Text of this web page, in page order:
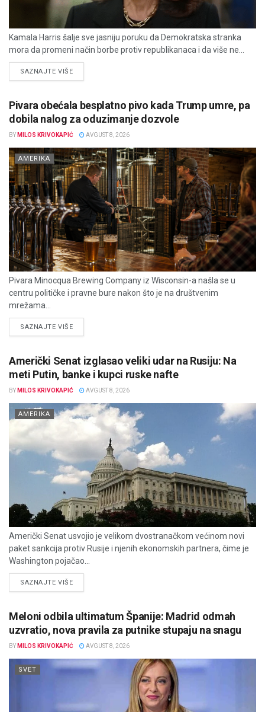
Kamala Harris šalje sve jasniju poruku da Demokratska stranka
mora da promeni način borbe protiv republikanaca i da više ne...
SAZNAJTE VIŠEDETAILS
Pivara obećala besplatno pivo kada Trump umre, pa
dobila nalog za oduzimanje dozvole
BY MILOS KRIVOKAPIĆ AVGUST 8, 2026
AMERIKA
Pivara Minocqua Brewing Company iz Wisconsin-a našla se u
centru političke i pravne bure nakon što je na društvenim
mrežama...
SAZNAJTE VIŠEDETAILS
Američki Senat izglasao veliki udar na Rusiju: Na
meti Putin, banke i kupci ruske nafte
BY MILOS KRIVOKAPIĆ AVGUST 8, 2026
AMERIKA
Američki Senat usvojio je velikom dvostranačkom većinom novi
paket sankcija protiv Rusije i njenih ekonomskih partnera, čime je
Washington pojačao...
SAZNAJTE VIŠEDETAILS
Meloni odbila ultimatum Španije: Madrid odmah
uzvratio, nova pravila za putnike stupaju na snagu
BY MILOS KRIVOKAPIĆ AVGUST 8, 2026
SVET